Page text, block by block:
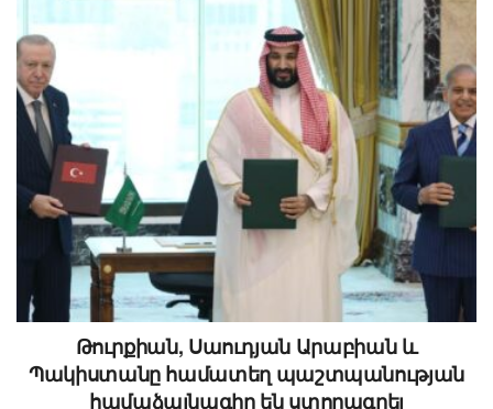
Թուրքիան, Սաուդյան Արաբիան և
Պակիստանը համատեղ պաշտպանության
համաձայնագիր են ստորագրել